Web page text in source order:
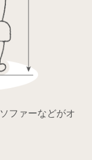
ソファーなどがオ